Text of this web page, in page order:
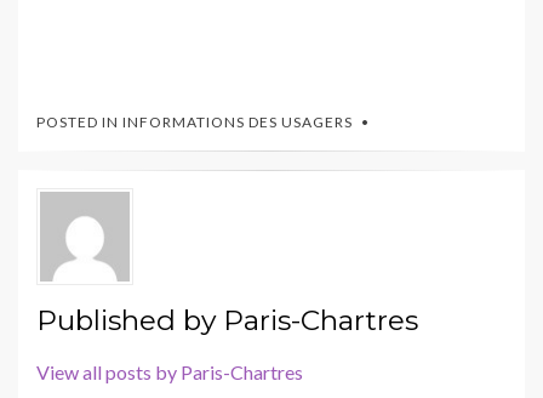
POSTED IN INFORMATIONS DES USAGERS
Published by Paris-Chartres
View all posts by Paris-Chartres